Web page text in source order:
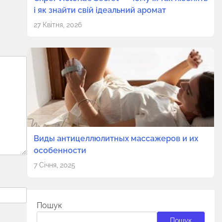
і як знайти свій ідеальний аромат
27 Квітня, 2026
Виды антицеллюлитных массажеров и их
особенности
7 Січня, 2025
Пошук